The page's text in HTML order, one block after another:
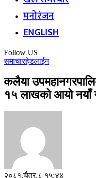
मनोरंजन
ENGLISH
Follow US
समाचारहेडलाईन
कलैया
१५ लाखको आयो नयाँ
२०८१,चैत्र,८ १५:४४